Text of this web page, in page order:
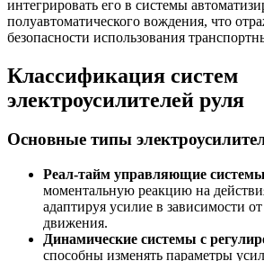
интегрировать его в системы
полуавтоматического вождения, что
безопасности использования
Классификация систем
электроусилителей руля
Основные типы
Реал-тайм управляющие системы
моментальную реакцию на
адаптируя усилие в зависимости
движения.
Динамические системы с
способны изменять параметры